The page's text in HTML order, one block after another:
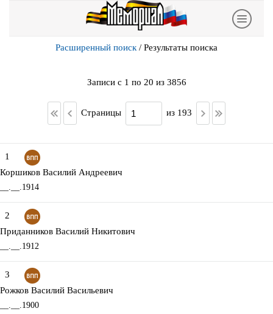
Расширенный поиск / Результаты поиска
Записи с 1 по 20 из 3856
Страницы из 193
1
Коршиков Василий Андреевич
__.__.1914
2
Приданников Василий Никитович
__.__.1912
3
Рожков Василий Васильевич
__.__.1900